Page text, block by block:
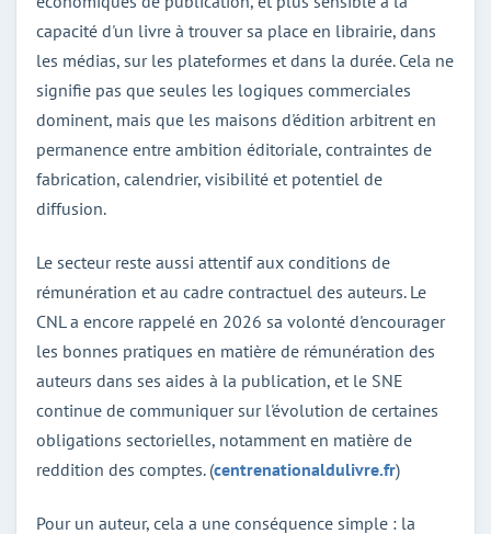
capacité d'un livre à trouver sa place en librairie, dans
les médias, sur les plateformes et dans la durée. Cela ne
signifie pas que seules les logiques commerciales
dominent, mais que les maisons d'édition arbitrent en
permanence entre ambition éditoriale, contraintes de
fabrication, calendrier, visibilité et potentiel de
diffusion.
Le secteur reste aussi attentif aux conditions de
rémunération et au cadre contractuel des auteurs. Le
CNL a encore rappelé en 2026 sa volonté d'encourager
les bonnes pratiques en matière de rémunération des
auteurs dans ses aides à la publication, et le SNE
continue de communiquer sur l'évolution de certaines
obligations sectorielles, notamment en matière de
reddition des comptes. (centrenationaldulivre.fr)
Pour un auteur, cela a une conséquence simple : la